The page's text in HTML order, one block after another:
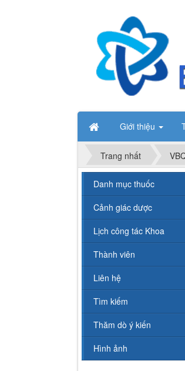
Giới thiệu
Trang nhất
Danh mục thuốc
Cảnh giác dược
Lịch công tác Khoa
Thành viên
Liên hệ
Tìm kiếm
Thăm dò ý kiến
Hình ảnh